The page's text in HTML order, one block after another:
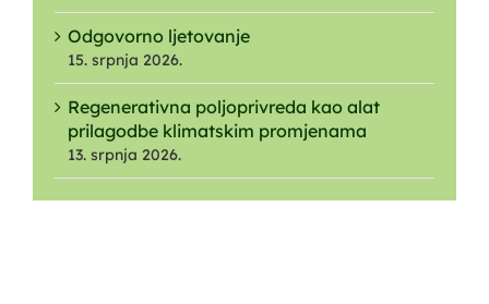
Odgovorno ljetovanje
15. srpnja 2026.
Regenerativna poljoprivreda kao alat
prilagodbe klimatskim promjenama
13. srpnja 2026.